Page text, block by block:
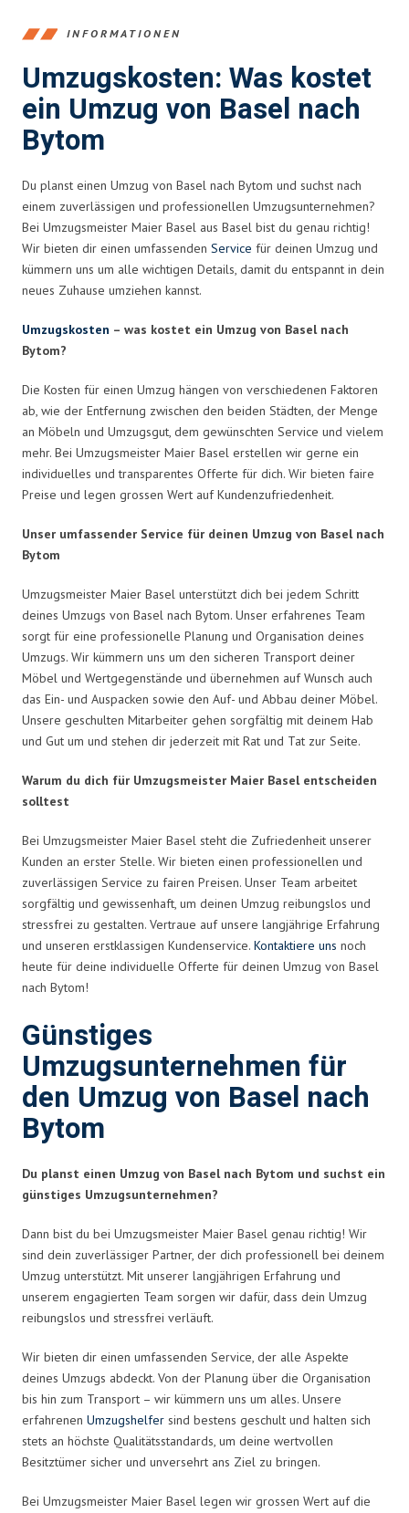
INFORMATIONEN
Umzugskosten: Was kostet
ein Umzug von Basel nach
Bytom
Du planst einen Umzug von Basel nach Bytom und suchst nach
einem zuverlässigen und professionellen Umzugsunternehmen?
Bei Umzugsmeister Maier Basel aus Basel bist du genau richtig!
Wir bieten dir einen umfassenden Service für deinen Umzug und
kümmern uns um alle wichtigen Details, damit du entspannt in dein
neues Zuhause umziehen kannst.
Umzugskosten – was kostet ein Umzug von Basel nach
Bytom?
Die Kosten für einen Umzug hängen von verschiedenen Faktoren
ab, wie der Entfernung zwischen den beiden Städten, der Menge
an Möbeln und Umzugsgut, dem gewünschten Service und vielem
mehr. Bei Umzugsmeister Maier Basel erstellen wir gerne ein
individuelles und transparentes Offerte für dich. Wir bieten faire
Preise und legen grossen Wert auf Kundenzufriedenheit.
Unser umfassender Service für deinen Umzug von Basel nach
Bytom
Umzugsmeister Maier Basel unterstützt dich bei jedem Schritt
deines Umzugs von Basel nach Bytom. Unser erfahrenes Team
sorgt für eine professionelle Planung und Organisation deines
Umzugs. Wir kümmern uns um den sicheren Transport deiner
Möbel und Wertgegenstände und übernehmen auf Wunsch auch
das Ein- und Auspacken sowie den Auf- und Abbau deiner Möbel.
Unsere geschulten Mitarbeiter gehen sorgfältig mit deinem Hab
und Gut um und stehen dir jederzeit mit Rat und Tat zur Seite.
Warum du dich für Umzugsmeister Maier Basel entscheiden
solltest
Bei Umzugsmeister Maier Basel steht die Zufriedenheit unserer
Kunden an erster Stelle. Wir bieten einen professionellen und
zuverlässigen Service zu fairen Preisen. Unser Team arbeitet
sorgfältig und gewissenhaft, um deinen Umzug reibungslos und
stressfrei zu gestalten. Vertraue auf unsere langjährige Erfahrung
und unseren erstklassigen Kundenservice. Kontaktiere uns noch
heute für deine individuelle Offerte für deinen Umzug von Basel
nach Bytom!
Günstiges
Umzugsunternehmen für
den Umzug von Basel nach
Bytom
Du planst einen Umzug von Basel nach Bytom und suchst ein
günstiges Umzugsunternehmen?
Dann bist du bei Umzugsmeister Maier Basel genau richtig! Wir
sind dein zuverlässiger Partner, der dich professionell bei deinem
Umzug unterstützt. Mit unserer langjährigen Erfahrung und
unserem engagierten Team sorgen wir dafür, dass dein Umzug
reibungslos und stressfrei verläuft.
Wir bieten dir einen umfassenden Service, der alle Aspekte
deines Umzugs abdeckt. Von der Planung über die Organisation
bis hin zum Transport – wir kümmern uns um alles. Unsere
erfahrenen Umzugshelfer sind bestens geschult und halten sich
stets an höchste Qualitätsstandards, um deine wertvollen
Besitztümer sicher und unversehrt ans Ziel zu bringen.
Bei Umzugsmeister Maier Basel legen wir grossen Wert auf die